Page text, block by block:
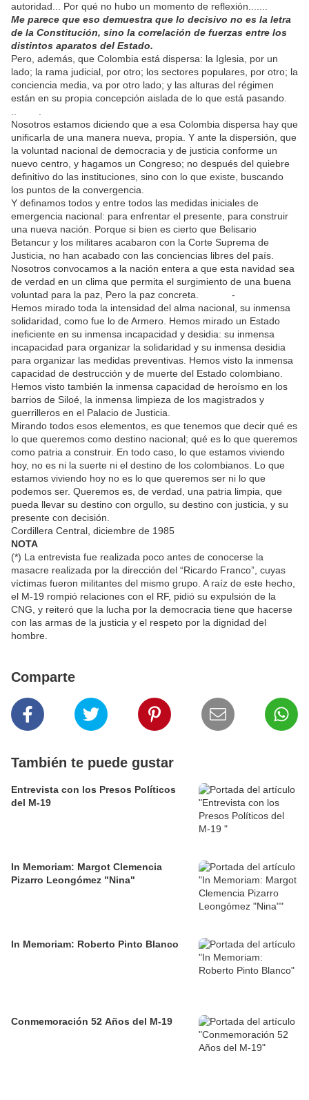
autoridad... Por qué no hubo un momento de reflexión.......
Me parece que eso demuestra que lo decisivo no es la letra
de la Constitución, sino la correlación de fuerzas entre los
distintos aparatos del Estado.
Pero, además, que Colombia está dispersa: la Iglesia, por un
lado; la rama judicial, por otro; los sectores populares, por otro; la
conciencia media, va por otro lado; y las alturas del régimen
están en su propia concepción aislada de lo que está pasando.
Nosotros estamos diciendo que a esa Colombia dispersa hay que
unificarla de una manera nueva, propia. Y ante la dispersión, que
la voluntad nacional de democracia y de justicia conforme un
nuevo centro, y hagamos un Congreso; no después del quiebre
definitivo do las instituciones, sino con lo que existe, buscando
los puntos de la convergencia.
Y definamos todos y entre todos las medidas iniciales de
emergencia nacional: para enfrentar el presente, para construir
una nueva nación. Porque si bien es cierto que Belisario
Betancur y los militares acabaron con la Corte Suprema de
Justicia, no han acabado con las conciencias libres del país.
Nosotros convocamos a la nación entera a que esta navidad sea
de verdad en un clima que permita el surgimiento de una buena
voluntad para la paz, Pero la paz concreta. -
Hemos mirado toda la intensidad del alma nacional, su inmensa
solidaridad, como fue lo de Armero. Hemos mirado un Estado
ineficiente en su inmensa incapacidad y desidia: su inmensa
incapacidad para organizar la solidaridad y su inmensa desidia
para organizar las medidas preventivas. Hemos visto la inmensa
capacidad de destrucción y de muerte del Estado colombiano.
Hemos visto también la inmensa capacidad de heroísmo en los
barrios de Siloé, la inmensa limpieza de los magistrados y
guerrilleros en el Palacio de Justicia.
Mirando todos esos elementos, es que tenemos que decir qué es
lo que queremos como destino nacional; qué es lo que queremos
como patria a construir. En todo caso, lo que estamos viviendo
hoy, no es ni la suerte ni el destino de los colombianos. Lo que
estamos viviendo hoy no es lo que queremos ser ni lo que
podemos ser. Queremos es, de verdad, una patria limpia, que
pueda llevar su destino con orgullo, su destino con justicia, y su
presente con decisión.
Cordillera Central, diciembre de 1985
NOTA
(*) La entrevista fue realizada poco antes de conocerse la
masacre realizada por la dirección del “Ricardo Franco”, cuyas
víctimas fueron militantes del mismo grupo. A raíz de este hecho,
el M-19 rompió relaciones con el RF, pidió su expulsión de la
CNG, y reiteró que la lucha por la democracia tiene que hacerse
con las armas de la justicia y el respeto por la dignidad del
hombre.
Comparte
También te puede gustar
Entrevista con los Presos Políticos
del M-19
In Memoriam: Margot Clemencia
Pizarro Leongómez "Nina"
In Memoriam: Roberto Pinto Blanco
Conmemoración 52 Años del M-19